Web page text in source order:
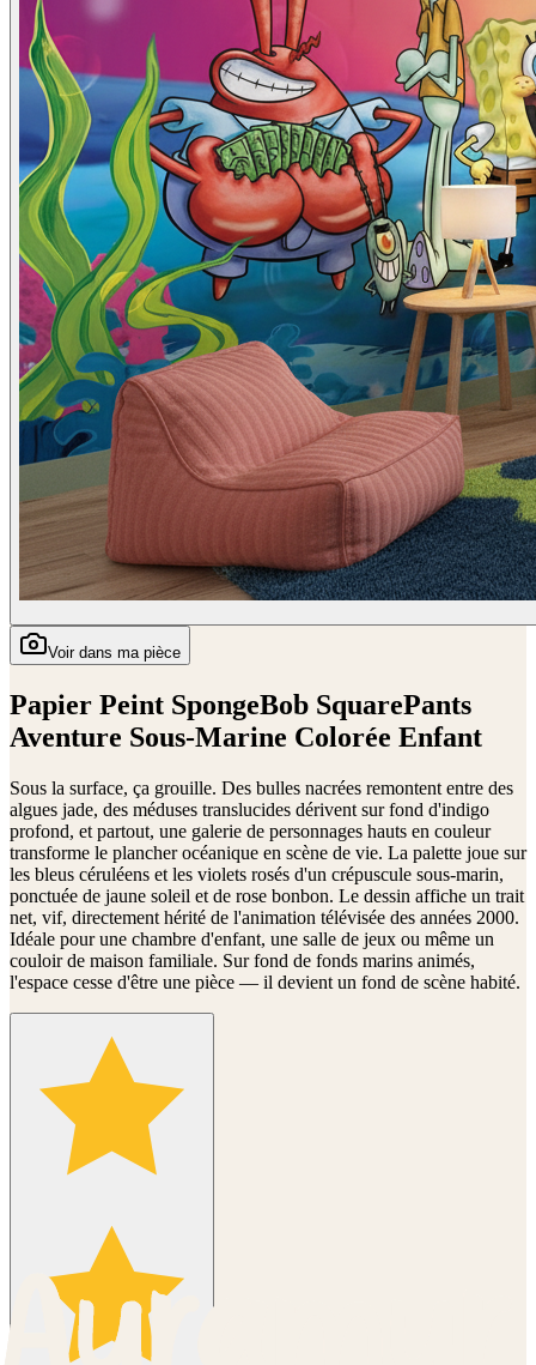
Voir dans ma pièce
Papier Peint SpongeBob SquarePants
Aventure Sous-Marine Colorée Enfant
Sous la surface, ça grouille. Des bulles nacrées remontent entre des
algues jade, des méduses translucides dérivent sur fond d'indigo
profond, et partout, une galerie de personnages hauts en couleur
transforme le plancher océanique en scène de vie. La palette joue sur
les bleus céruléens et les violets rosés d'un crépuscule sous-marin,
ponctuée de jaune soleil et de rose bonbon. Le dessin affiche un trait
net, vif, directement hérité de l'animation télévisée des années 2000.
Idéale pour une chambre d'enfant, une salle de jeux ou même un
couloir de maison familiale. Sur fond de fonds marins animés,
l'espace cesse d'être une pièce — il devient un fond de scène habité.